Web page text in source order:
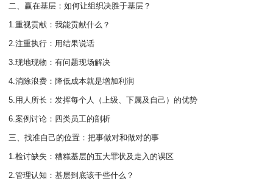
二、赢在基层：如何让组织决胜于基层？
1.重视贡献：我能贡献什么？
2.注重执行：用结果说话
3.现地现物：有问题现场解决
4.消除浪费：降低成本就是增加利润
5.用人所长：发挥每个人（上级、下属及自己）的优势
6.案例讨论：四类员工的剖析
三、找准自己的位置：把事做对和做对的事
1.检讨缺失：糟糕基层的五大罪状及走入的误区
2.管理认知：基层到底该干些什么？